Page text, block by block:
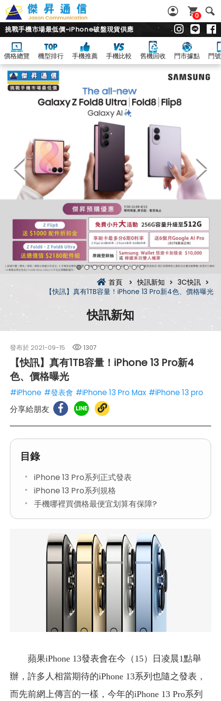
0
挑戰手機市場最低價~iPhone破盤現貨供應
價格總覽 機型排行 手機推薦 手機比較 舊機回收 門市據點 門
首頁 快訊新知
3C快訊
【快訊】真有1TB容量！iPhone 13 Pro新4色、價格曝光
快訊新知
發布於 2021-09-15 1307
【快訊】真有1TB容量！iPhone 13 Pro新4
色、價格曝光
#iPhone #發表會 #iPhone 13 Pro Max #iPhone 13 pro
分享給朋友
目錄
iPhone 13 Pro系列正式發表
iPhone 13 Pro系列規格
手機哪裡買價格最便宜划算有保障?
蘋果iPhone 13發表會在今（15）日凌晨1點舉
辦，許多人相當期待的iPhone 13系列也隨之發表，
而先前網上傳言的一樣，今年的iPhone 13 Pro系列